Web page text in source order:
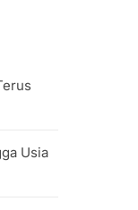
Usia